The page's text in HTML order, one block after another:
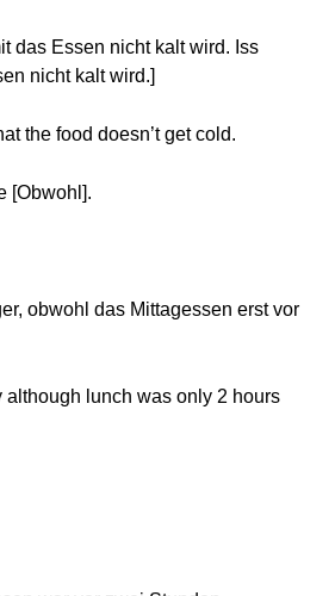
das Essen nicht kalt wird. Iss
nicht kalt wird.]
the food doesn’t get cold.
[Obwohl].
obwohl das Mittagessen erst vor
although lunch was only 2 hours